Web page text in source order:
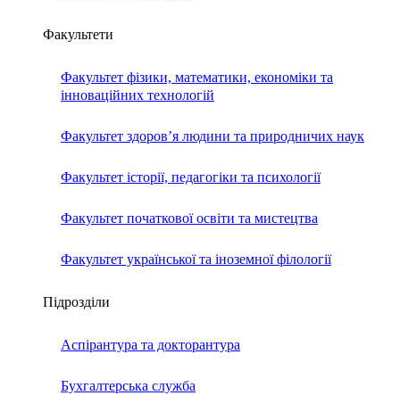
Факультети
Факультет фізики, математики, економіки та
інноваційних технологій
Факультет здоров’я людини та природничих наук
Факультет історії, педагогіки та психології
Факультет початкової освіти та мистецтва
Факультет української та іноземної філології
Підрозділи
Аспірантура та докторантура
Бухгалтерська служба